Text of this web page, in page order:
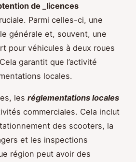
de _licences
Parmi celles-ci, une
générale et, souvent, une
pour véhicules à deux roues
garantit que l’activité
locales.
les réglementations locales
commerciales. Cela inclut
des scooters, la
et les inspections
région peut avoir des